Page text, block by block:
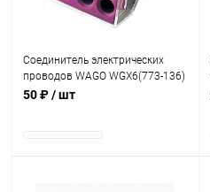
Соединитель электрических
проводов WAGO WGX6(773-136)
соединение 6 проводов 0.75-2.5
50 ₽/ шт